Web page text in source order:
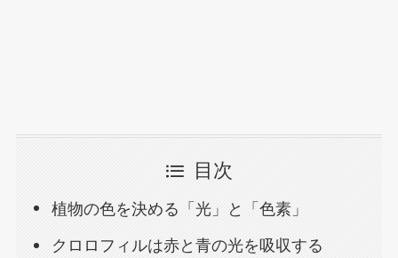
目次
植物の色を決める「光」と「色素」
クロロフィルは赤と青の光を吸収する